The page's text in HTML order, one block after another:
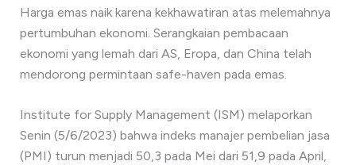
Harga emas naik karena kekhawatiran atas melemahnya
pertumbuhan ekonomi. Serangkaian pembacaan
ekonomi yang lemah dari AS, Eropa, dan China telah
mendorong permintaan safe-haven pada emas.
Institute for Supply Management (ISM) melaporkan
Senin (5/6/2023) bahwa indeks manajer pembelian jasa
(PMI) turun menjadi 50,3 pada Mei dari 51,9 pada April,